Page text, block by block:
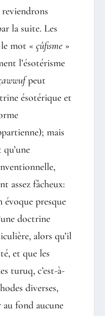
la suite. Les
mot « çûfisme»
l’ésotérisme
peut
ésotérique et
mais
assez fâcheux:
évoque presque
doctrine
alors qu’il
et que les
turuq, c’est-à-
diverses,
au fond aucune